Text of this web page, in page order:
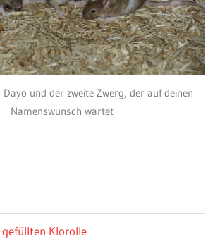
und der zweite Zwerg, der auf deinen
Namenswunsch wartet
Klorolle